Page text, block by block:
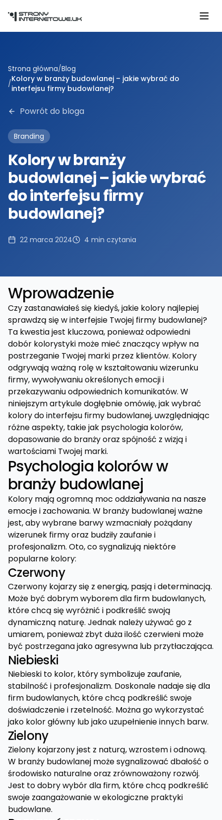
Strona główna/Blog
/Kolory w branży budowlanej – jakie wybrać do
interfejsu firmy budowlanej?
Powrót do bloga
Branding
Kolory w branży
budowlanej – jakie wybrać
do interfejsu firmy
budowlanej?
22 marca 2024 4 min czytania
Wprowadzenie
Czy zastanawiałeś się kiedyś, jakie kolory najlepiej
sprawdzą się w interfejsie Twojej firmy budowlanej?
Ta kwestia jest kluczowa, ponieważ odpowiedni
dobór kolorystyki może mieć znaczący wpływ na
postrzeganie Twojej marki przez klientów. Kolory
odgrywają ważną rolę w kształtowaniu wizerunku
firmy, wywoływaniu określonych emocji i
przekazywaniu odpowiednich komunikatów. W
niniejszym artykule dogłębnie omówię, jak wybrać
kolory do interfejsu firmy budowlanej, uwzględniając
różne aspekty, takie jak psychologia kolorów,
dopasowanie do branży oraz spójność z wizją i
wartościami Twojej marki.
Psychologia kolorów w
branży budowlanej
Kolory mają ogromną moc oddziaływania na nasze
emocje i zachowania. W branży budowlanej ważne
jest, aby wybrane barwy wzmacniały pożądany
wizerunek firmy oraz budziły zaufanie i
profesjonalizm. Oto, co sygnalizują niektóre
popularne kolory:
Czerwony
Czerwony kojarzy się z energią, pasją i determinacją.
Może być dobrym wyborem dla firm budowlanych,
które chcą się wyróżnić i podkreślić swoją
dynamiczną naturę. Jednak należy używać go z
umiarem, ponieważ zbyt duża ilość czerwieni może
być postrzegana jako agresywna lub przytłaczająca.
Niebieski
Niebieski to kolor, który symbolizuje zaufanie,
stabilność i profesjonalizm. Doskonale nadaje się dla
firm budowlanych, które chcą podkreślić swoje
doświadczenie i rzetelność. Można go wykorzystać
jako kolor główny lub jako uzupełnienie innych barw.
Zielony
Zielony kojarzony jest z naturą, wzrostem i odnową.
W branży budowlanej może sygnalizować dbałość o
środowisko naturalne oraz zrównoważony rozwój.
Jest to dobry wybór dla firm, które chcą podkreślić
swoje zaangażowanie w ekologiczne praktyki
budowlane.